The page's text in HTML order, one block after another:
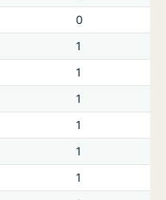
0
1
1
1
1
1
1